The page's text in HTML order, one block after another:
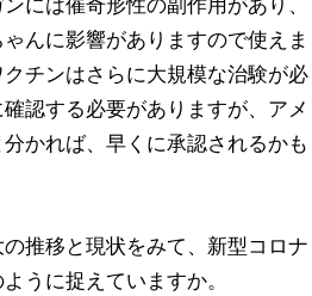
には催奇形性の副作用があり、
んに影響がありますので使えま
チンはさらに大規模な治験が必
認する必要がありますが、アメ
かれば、早くに承認されるかも
推移と現状をみて、新型コロナ
うに捉えていますか。